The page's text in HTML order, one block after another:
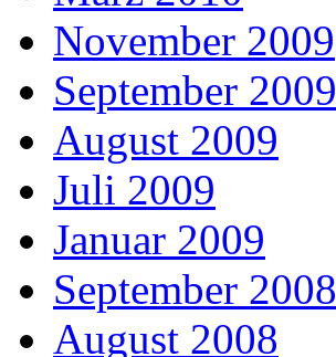
November 2009
September 2009
August 2009
Juli 2009
Januar 2009
September 2008
August 2008